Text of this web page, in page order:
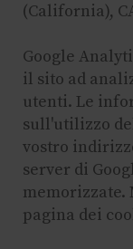
(California),
Google
il sito ad
utenti. Le
sull'utilizzo
vostro
server di
pagina dei